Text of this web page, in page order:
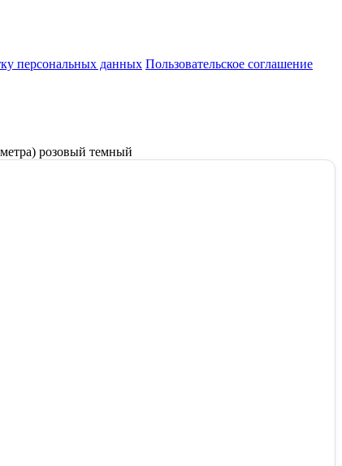
персональных данных Пользовательское соглашение
розовый темный